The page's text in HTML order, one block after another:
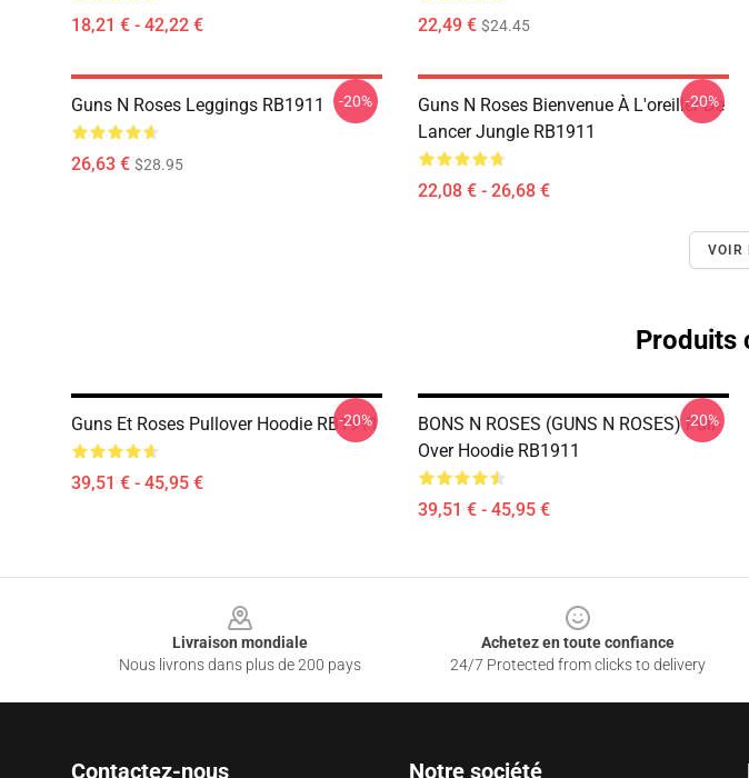
18,21 € - 42,22 € 22,49 € $24.45
Guns N Roses Leggings RB1911
26,63 € $28.95
-20%
Guns N Roses Bienvenue À L'oreiller De
Lancer Jungle RB1911
22,08 € - 26,68 €
-20%
VOIR
Produits
Guns Et Roses Pullover Hoodie RB1911
39,51 € - 45,95 €
-20%
BONS N ROSES (GUNS N ROSES) Pull-
Over Hoodie RB1911
39,51 € - 45,95 €
-20%
Livraison mondiale
Nous livrons dans plus de 200 pays
Achetez en toute confiance
24/7 Protected from clicks to delivery
Contactez-nous Notre société